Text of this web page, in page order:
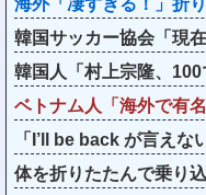
海外「凄すぎる！」折
韓国サッカー協会「現
韓国人「村上宗隆、
ベトナム人「海外で有
「I’ll be back が言えな
体を折りたたんで乗り